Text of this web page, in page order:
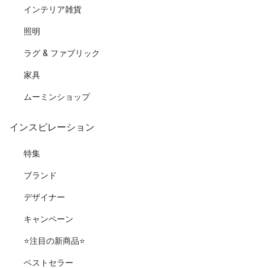
インテリア雑貨
照明
ラグ & ファブリック
家具
ムーミンショップ
インスピレーション
特集
ブランド
デザイナー
キャンペーン
⭐️注目の新商品⭐️
ベストセラー